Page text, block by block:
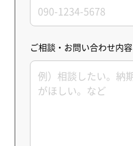
ご相談・お問い合わせ内容